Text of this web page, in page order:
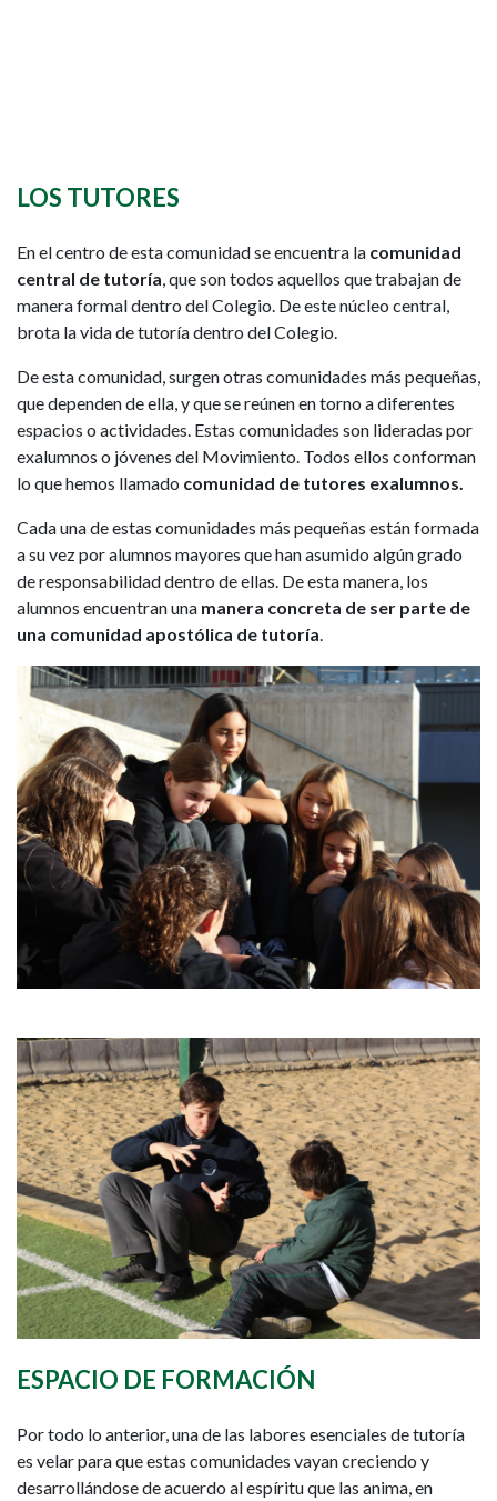
LOS TUTORES
En el centro de esta comunidad se encuentra la comunidad
central de tutoría, que son todos aquellos que trabajan de
manera formal dentro del Colegio. De este núcleo central,
brota la vida de tutoría dentro del Colegio.
De esta comunidad, surgen otras comunidades más pequeñas,
que dependen de ella, y que se reúnen en torno a diferentes
espacios o actividades. Estas comunidades son lideradas por
exalumnos o jóvenes del Movimiento. Todos ellos conforman
lo que hemos llamado comunidad de tutores exalumnos.
Cada una de estas comunidades más pequeñas están formada
a su vez por alumnos mayores que han asumido algún grado
de responsabilidad dentro de ellas. De esta manera, los
alumnos encuentran una manera concreta de ser parte de
una comunidad apostólica de tutoría.
ESPACIO DE FORMACIÓN
Por todo lo anterior, una de las labores esenciales de tutoría
es velar para que estas comunidades vayan creciendo y
desarrollándose de acuerdo al espíritu que las anima, en